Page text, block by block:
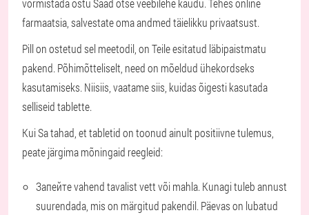
vormistada ostu Saad otse veebilehe kaudu. Tehes online
farmaatsia, salvestate oma andmed täielikku privaatsust.
Pill on ostetud sel meetodil, on Teile esitatud läbipaistmatu
pakend. Põhimõtteliselt, need on mõeldud ühekordseks
kasutamiseks. Niisiis, vaatame siis, kuidas õigesti kasutada
selliseid tablette.
Kui Sa tahad, et tabletid on toonud ainult positiivne tulemus,
peate järgima mõningaid reegleid:
Запейте vahend tavalist vett või mahla. Kunagi tuleb annust
suurendada, mis on märgitud pakendil. Päevas on lubatud